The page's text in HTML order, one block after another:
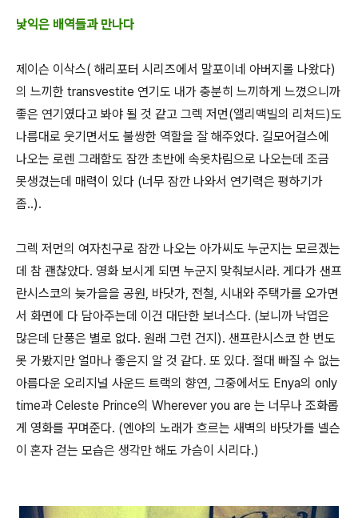
낯익은 배역들과 만나다
제이슨 이삭스( 해리포터 시리즈에서 말포이네 아버지롤 나왔다)
의 느끼한 transvestite 연기도 내가 충분히 느끼하게 느꼈으니까
좋은 연기였다고 봐야 될 것 같고 그렉 저먼(앨리맥빌의 리처드)도
나름대로 웃기면서도 불쌍한 역할을 잘 해주었다. 길모어걸스에
나오는 로렌 그래함도 잠깐 초반에 속옷차림으로 나오는데 조금
못생겼는데 매력이 있다 (너무 잠깐 나와서 연기력은 평하기가
좀..).
그렉 저먼의 여자친구로 잠깐 나오는 아가씨도 누군지는 모르겠는
데 참 괜찮았다. 영화 보시게 되면 누군지 맞춰보시라. 게다가 샌프
란시스코의 늦가을을 공원, 바닷가, 전철, 시내와 주택가를 오가면
서 화면에 다 담아주는데 이건 대단한 보너스다. (보니까 낙엽은
많은데 단풍은 별로 없다. 원래 그런 건지 ). 샌프란시스코 한 번도
못 가봤지만 얼마나 좋은지 알 것 같다. 또 있다. 절대 빠질 수 없는
아름다운 오리지널 사운드 트랙의 향연, 그중에서도 Enya의 only
time과 Celeste Prince의 Wherever you are 는 너무나 조화롭
게 영화를 꾸며준다. (엔야의 노래가 흐르는 새벽의 바닷가를 넬슨
이 혼자 걷는 모습은 생각만 해도 가슴이 시리다.)